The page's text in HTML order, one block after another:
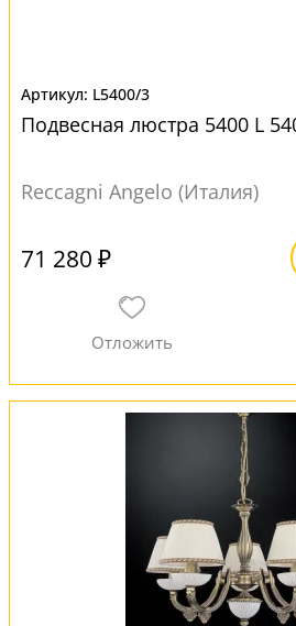
L5400/3
Подвесная люстра 5400 L
Reccagni Angelo (Италия)
71 280 ₽